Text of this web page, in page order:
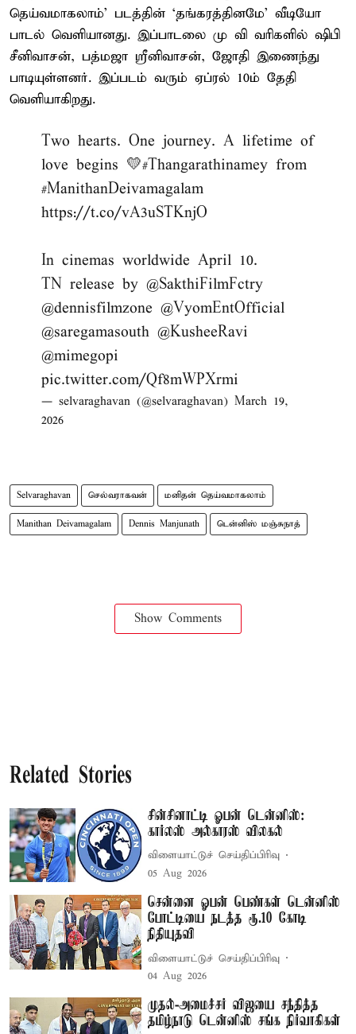
தெய்வமாகலாம்’ படத்தின் ‘தங்கரத்தினமே’ வீடியோ
பாடல் வெளியானது. இப்பாடலை மு வி வரிகளில் ஷிபி
சீனிவாசன், பத்மஜா ஸ்ரீனிவாசன், ஜோதி இணைந்து
பாடியுள்ளனர். இப்படம் வரும் ஏப்ரல் 10ம் தேதி
வெளியாகிறது.
Two hearts. One journey. A lifetime of
love begins 💛#Thangarathinamey from
#ManithanDeivamagalam
https://t.co/vA3uSTKnjO
In cinemas worldwide April 10.
TN release by @SakthiFilmFctry
@dennisfilmzone @VyomEntOfficial
@saregamasouth @KusheeRavi
@mimegopi
pic.twitter.com/Qf8mWPXrmi
— selvaraghavan (@selvaraghavan) March 19,
2026
Selvaraghavan செல்வராகவன் மனிதன் தெய்வமாகலாம்
Manithan Deivamagalam Dennis Manjunath டென்னிஸ் மஞ்சுநாத்
Show Comments
Related Stories
சின்சினாட்டி ஓபன் டென்னிஸ்:
கார்லஸ் அல்காரஸ் விலகல்
விளையாட்டுச் செய்திப்பிரிவு
05 Aug 2026
சென்னை ஓபன் பெண்கள் டென்னிஸ்
போட்டியை நடத்த ரூ.10 கோடி
நிதியுதவி
விளையாட்டுச் செய்திப்பிரிவு
04 Aug 2026
முதல்-அமைச்சர் விஜயை சந்தித்த
தமிழ்நாடு டென்னிஸ் சங்க நிர்வாகிகள்